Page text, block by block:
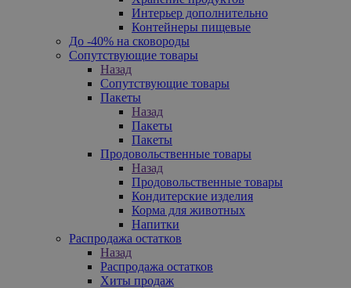
Интерьер дополнительно
Контейнеры пищевые
До -40% на сковороды
Сопутствующие товары
Назад
Сопутствующие товары
Пакеты
Назад
Пакеты
Пакеты
Продовольственные товары
Назад
Продовольственные товары
Кондитерские изделия
Корма для животных
Напитки
Распродажа остатков
Назад
Распродажа остатков
Хиты продаж